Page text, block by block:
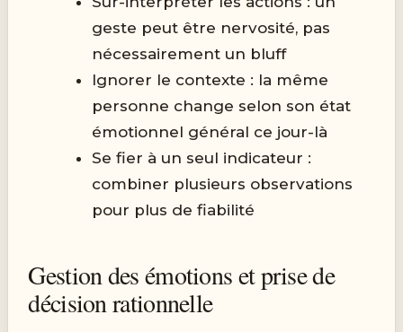
geste peut être nervosité, pas
nécessairement un bluff
Ignorer le contexte : la même
personne change selon son état
émotionnel général ce jour-là
Se fier à un seul indicateur :
combiner plusieurs observations
pour plus de fiabilité
Gestion des émotions et prise de
décision rationnelle